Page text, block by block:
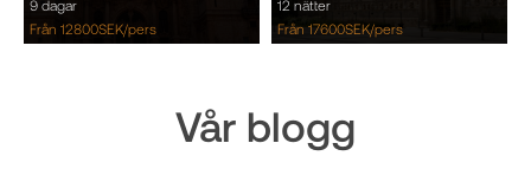
9 dagar
Från 12800SEK/pers
12 nätter
Från 17600SEK/pers
Vår blogg